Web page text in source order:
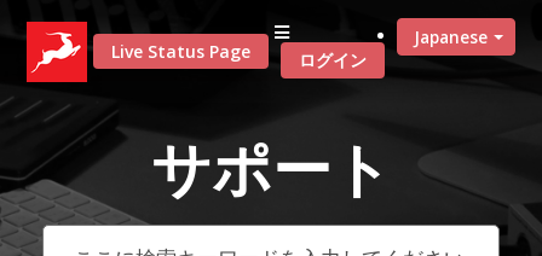
Live Status Page
Japanese
ログイン
サポート